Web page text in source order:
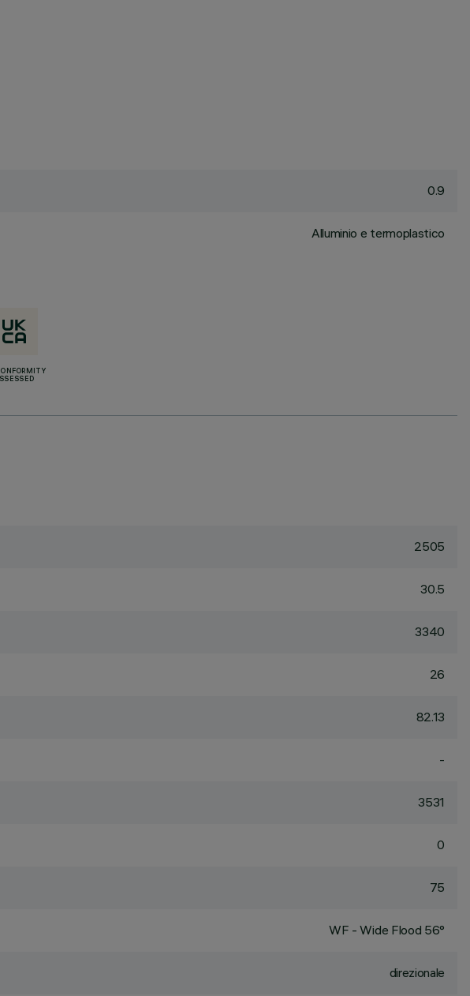
0.9
Alluminio e termoplastico
2505
30.5
3340
26
82.13
-
3531
0
75
WF - Wide Flood 56°
direzionale